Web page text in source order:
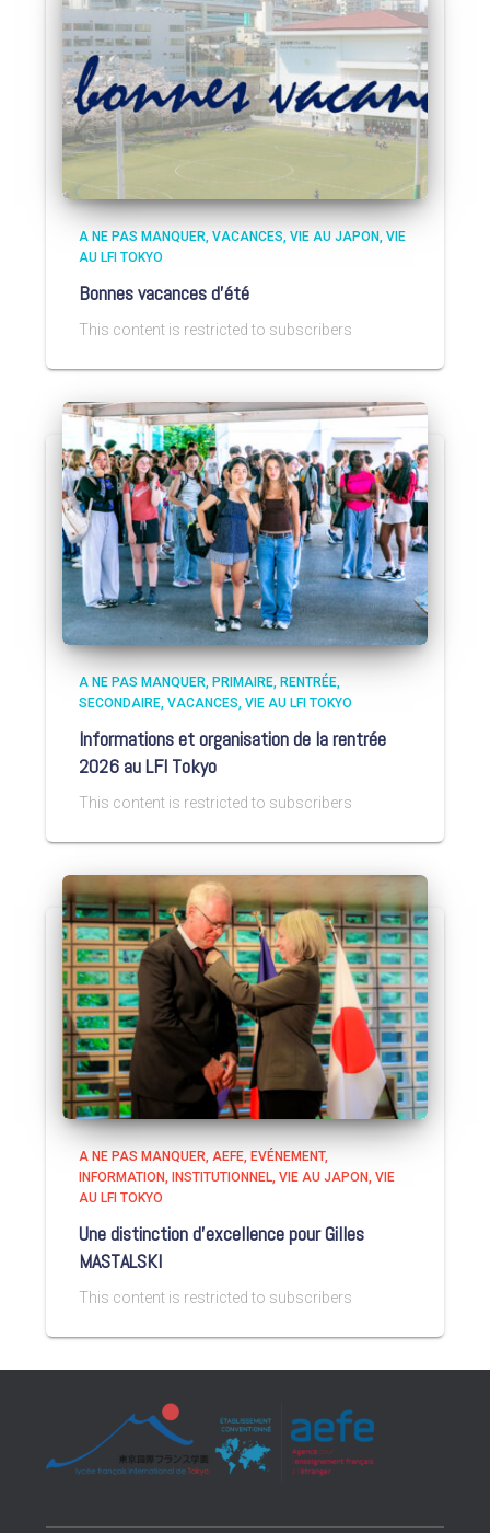
A NE PAS MANQUER VACANCES VIE AU JAPON VIE
AU LFI TOKYO
Bonnes vacances d’été
This content is restricted to subscribers
A NE PAS MANQUER PRIMAIRE RENTRÉE
SECONDAIRE VACANCES VIE AU LFI TOKYO
Informations et organisation de la rentrée
2026 au LFI Tokyo
This content is restricted to subscribers
A NE PAS MANQUER AEFE EVÉNEMENT
INFORMATION
INSTITUTIONNEL VIE AU JAPON VIE
AU LFI TOKYO
Une distinction d’excellence pour Gilles
MASTALSKI
This content is restricted to subscribers